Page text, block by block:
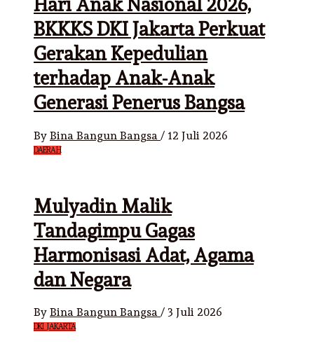
Hari Anak Nasional 2026,
BKKKS DKI Jakarta Perkuat
Gerakan Kepedulian
terhadap Anak-Anak
Generasi Penerus Bangsa
By Bina Bangun Bangsa / 12 Juli 2026
DAERAH
Mulyadin Malik
Tandagimpu Gagas
Harmonisasi Adat, Agama
dan Negara
By Bina Bangun Bangsa / 3 Juli 2026
DKI JAKARTA